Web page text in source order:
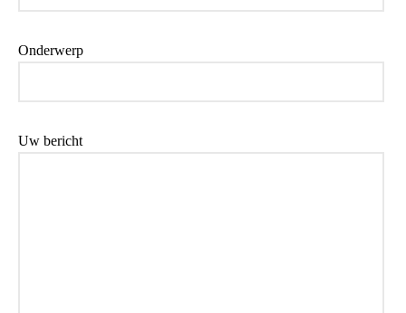
Onderwerp
Uw bericht